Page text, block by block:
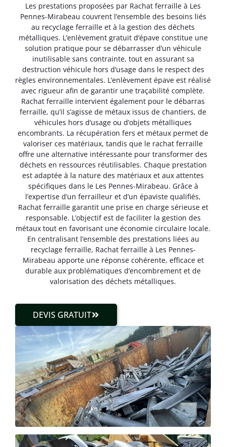
Les prestations proposées par Rachat ferraille à Les
Pennes-Mirabeau couvrent l’ensemble des besoins liés
au recyclage ferraille et à la gestion des déchets
métalliques. L’enlèvement gratuit d’épave constitue une
solution pratique pour se débarrasser d’un véhicule
inutilisable sans contrainte, tout en assurant sa
destruction véhicule hors d’usage dans le respect des
règles environnementales. L’enlèvement épave est réalisé
avec rigueur afin de garantir une traçabilité complète.
Rachat ferraille intervient également pour le débarras
ferraille, qu’il s’agisse de métaux issus de chantiers, de
véhicules hors d’usage ou d’objets métalliques
encombrants. La récupération fers et métaux permet de
valoriser ces matériaux, tandis que le rachat ferraille
offre une alternative intéressante pour transformer des
déchets en ressources réutilisables. Chaque prestation
est adaptée à la nature des matériaux et aux attentes
spécifiques dans le Les Pennes-Mirabeau. Grâce à
l’expertise d’un ferrailleur et d’un épaviste qualifiés,
Rachat ferraille garantit une prise en charge sérieuse et
responsable. L’objectif est de faciliter la gestion des
métaux tout en favorisant une économie circulaire locale.
En centralisant l’ensemble des prestations liées au
recyclage ferraille, Rachat ferraille à Les Pennes-
Mirabeau apporte une réponse cohérente, efficace et
durable aux problématiques d’encombrement et de
valorisation des déchets métalliques.
DEVIS GRATUIT